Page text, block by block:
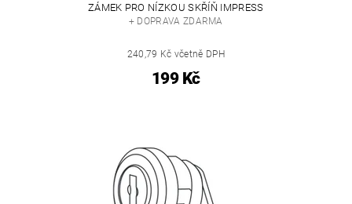
ZÁMEK PRO NÍZKOU SKŘÍŇ IMPRESS
+ DOPRAVA ZDARMA
240,79 Kč včetně DPH
199 Kč